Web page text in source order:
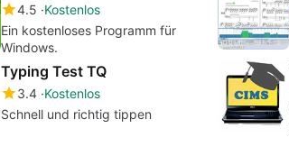
4.5 Kostenlos
Ein kostenloses Programm für
Windows.
Typing Test TQ
3.4 Kostenlos
Schnell und richtig tippen